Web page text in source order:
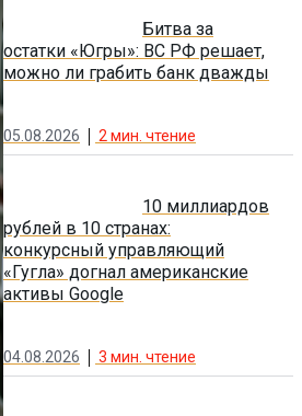
Битва за
остатки «Югры»: ВС РФ решает,
можно ли грабить банк дважды
05.08.2026 2 мин. чтение
10 миллиардов
рублей в 10 странах:
конкурсный управляющий
«Гугла» догнал американские
активы Google
04.08.2026 3 мин. чтение